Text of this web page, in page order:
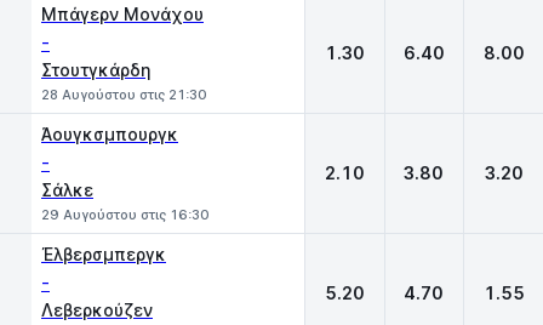
Μπάγερν Μονάχου
-
Στουτγκάρδη
28 Αυγούστου στις 21:30
1.30 6.40 8.00
Άουγκσμπουργκ
-
Σάλκε
29 Αυγούστου στις 16:30
2.10 3.80 3.20
Έλβερσμπεργκ
-
Λεβερκούζεν
5.20 4.70 1.55